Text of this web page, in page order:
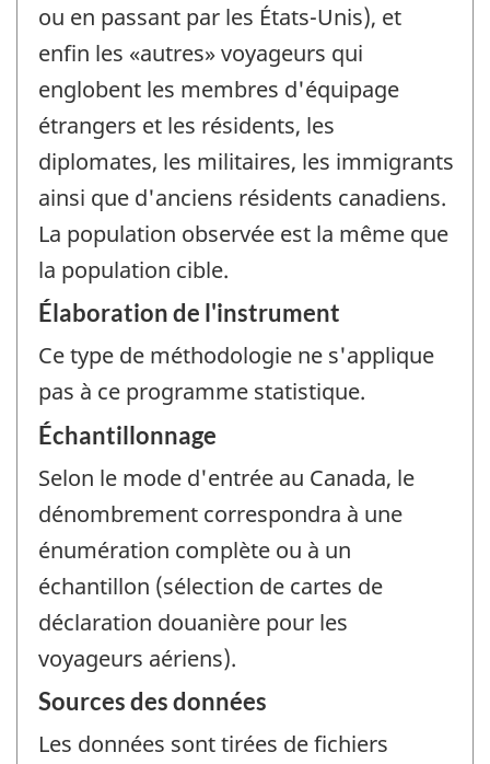
ou en passant par les États-Unis), et
enfin les «autres» voyageurs qui
englobent les membres d'équipage
étrangers et les résidents, les
diplomates, les militaires, les immigrants
ainsi que d'anciens résidents canadiens.
La population observée est la même que
la population cible.
Élaboration de l'instrument
Ce type de méthodologie ne s'applique
pas à ce programme statistique.
Échantillonnage
Selon le mode d'entrée au Canada, le
dénombrement correspondra à une
énumération complète ou à un
échantillon (sélection de cartes de
déclaration douanière pour les
voyageurs aériens).
Sources des données
Les données sont tirées de fichiers